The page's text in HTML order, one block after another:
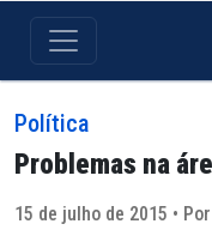
Política
Problemas na
15 de julho de 2015 •